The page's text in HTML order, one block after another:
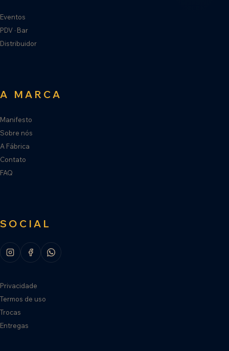
Eventos
PDV · Bar
Distribuidor
A MARCA
Manifesto
Sobre nós
A Fábrica
Contato
FAQ
SOCIAL
Privacidade
Termos de uso
Trocas
Entregas